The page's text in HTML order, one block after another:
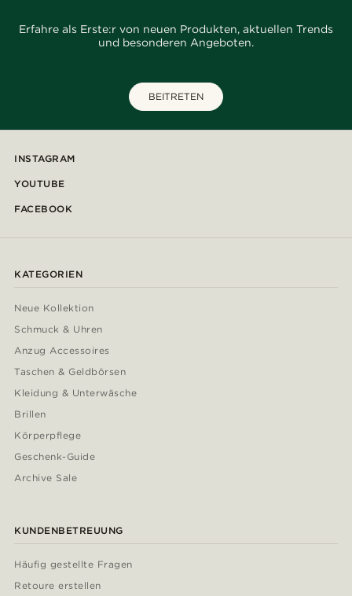
Erfahre als Erste:r von neuen Produkten, aktuellen Trends
und besonderen Angeboten.
BEITRETEN
INSTAGRAM
YOUTUBE
FACEBOOK
KATEGORIEN
Neue Kollektion
Schmuck & Uhren
Anzug Accessoires
Taschen & Geldbörsen
Kleidung & Unterwäsche
Brillen
Körperpflege
Geschenk-Guide
Archive Sale
KUNDENBETREUUNG
Häufig gestellte Fragen
Retoure erstellen